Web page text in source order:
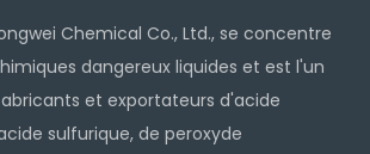
Chemical Co., Ltd., se concentre
dangereux liquides et est l'un
et exportateurs d'acide
sulfurique, de peroxyde